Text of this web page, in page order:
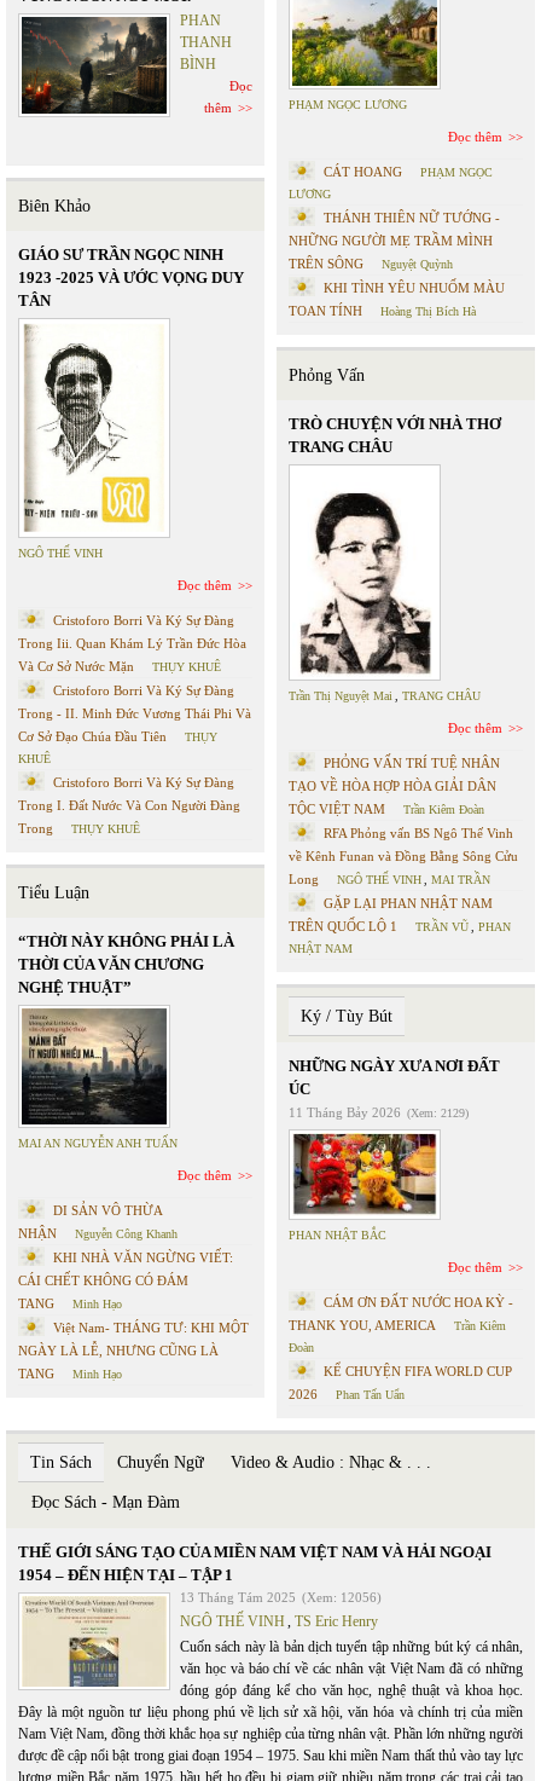
PHAN
THANH
BÌNH
Đọc
thêm
Biên Khảo
GIÁO SƯ TRẦN NGỌC NINH
1923 -2025 VÀ ƯỚC VỌNG DUY
TÂN
NGÔ THẾ VINH
Đọc thêm
Cristoforo Borri Và Ký Sự Đàng
Trong Iii. Quan Khám Lý Trần Đức Hòa
Và Cơ Sở Nước Mặn
THỤY KHUÊ
Cristoforo Borri Và Ký Sự Đàng
Trong - II. Minh Đức Vương Thái Phi Và
Cơ Sở Đạo Chúa Đầu Tiên
THỤY
KHUÊ
Cristoforo Borri Và Ký Sự Đàng
Trong I. Đất Nước Và Con Người Đàng
Trong
THỤY KHUÊ
Tiểu Luận
“THỜI NÀY KHÔNG PHẢI LÀ
THỜI CỦA VĂN CHƯƠNG
NGHỆ THUẬT”
MAI AN NGUYỄN ANH TUẤN
Đọc thêm
DI SẢN VÔ THỪA
NHẬN
Nguyễn Công Khanh
KHI NHÀ VĂN NGỪNG VIẾT:
CÁI CHẾT KHÔNG CÓ ĐÁM
TANG
Minh Hạo
Việt Nam- THÁNG TƯ: KHI MỘT
NGÀY LÀ LỄ, NHƯNG CŨNG LÀ
TANG
Minh Hạo
PHẠM NGỌC LƯƠNG
Đọc thêm
CÁT HOANG
PHẠM NGỌC
LƯƠNG
THÁNH THIÊN NỮ TƯỚNG -
NHỮNG NGƯỜI MẸ TRẦM MÌNH
TRÊN SÔNG
Nguyệt Quỳnh
KHI TÌNH YÊU NHUỐM MÀU
TOAN TÍNH
Hoàng Thị Bích Hà
Phỏng Vấn
TRÒ CHUYỆN VỚI NHÀ THƠ
TRANG CHÂU
Trần Thị Nguyệt Mai TRANG CHÂU
Đọc thêm
PHỎNG VẤN TRÍ TUỆ NHÂN
TẠO VỀ HÒA HỢP HÒA GIẢI DÂN
TỘC VIỆT NAM
Trần Kiêm Đoàn
RFA Phỏng vấn BS Ngô Thế Vinh
về Kênh Funan và Đồng Bằng Sông Cửu
Long
NGÔ THẾ VINH MAI TRẦN
GẶP LẠI PHAN NHẬT NAM
TRÊN QUỐC LỘ 1
TRẦN VŨ
PHAN
NHẬT NAM
Ký / Tùy Bút
NHỮNG NGÀY XƯA NƠI ĐẤT
ÚC
11 Tháng Bảy 2026 (Xem: 2129)
PHAN NHẬT BẮC
Đọc thêm
CÁM ƠN ĐẤT NƯỚC HOA KỲ -
THANK YOU, AMERICA
Trần Kiêm
Đoàn
KỂ CHUYỆN FIFA WORLD CUP
2026
Phan Tấn Uẩn
Tin Sách Chuyển Ngữ Video & Audio : Nhạc & . . .
Đọc Sách - Mạn Đàm
THẾ GIỚI SÁNG TẠO CỦA MIỀN NAM VIỆT NAM VÀ HẢI NGOẠI
1954 – ĐẾN HIỆN TẠI – TẬP 1
13 Tháng Tám 2025 (Xem: 12056)
NGÔ THẾ VINH, TS Eric Henry
Cuốn sách này là bản dịch tuyển tập những bút ký cá nhân,
văn học và báo chí về các nhân vật Việt Nam đã có những
đóng góp đáng kể cho văn học, nghệ thuật và khoa học.
Đây là một nguồn tư liệu phong phú về lịch sử xã hội, văn hóa và chính trị của miền
Nam Việt Nam, đồng thời khắc họa sự nghiệp của từng nhân vật. Phần lớn những người
được đề cập nổi bật trong giai đoạn 1954 – 1975. Sau khi miền Nam thất thủ vào tay lực
lượng miền Bắc năm 1975, hầu hết họ đều bị giam giữ nhiều năm trong các trại cải tạo